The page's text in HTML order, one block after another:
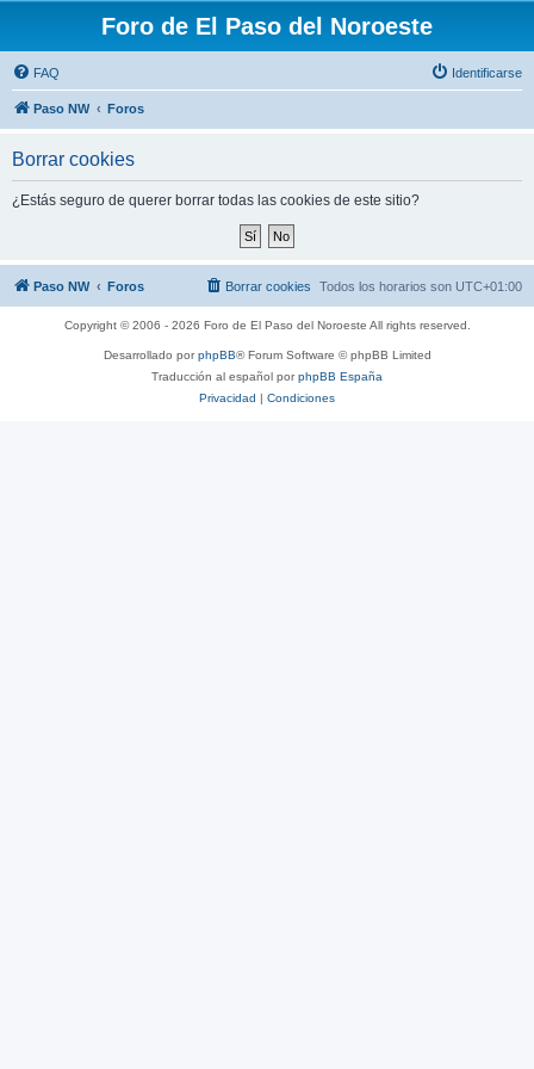
Foro de El Paso del Noroeste
FAQ Identificarse
Paso NW Foros
Borrar cookies
¿Estás seguro de querer borrar todas las cookies de este sitio?
Paso NW Foros Todos los horarios son UTC+01:00
Borrar cookies
Copyright © 2006 - 2026 Foro de El Paso del Noroeste All rights reserved.
Desarrollado porphpBB® Forum Software © phpBB Limited
Traducción al español porphpBB España
Privacidad | Condiciones